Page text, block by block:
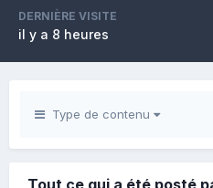
DERNIÈRE VISITE
il y a 8 heures
Type de contenu
Tout ce qui a été posté